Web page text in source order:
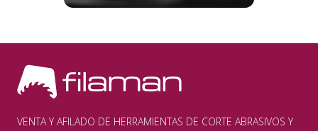
VENTA Y AFILADO DE HERRAMIENTAS DE CORTE ABRASIVOS Y